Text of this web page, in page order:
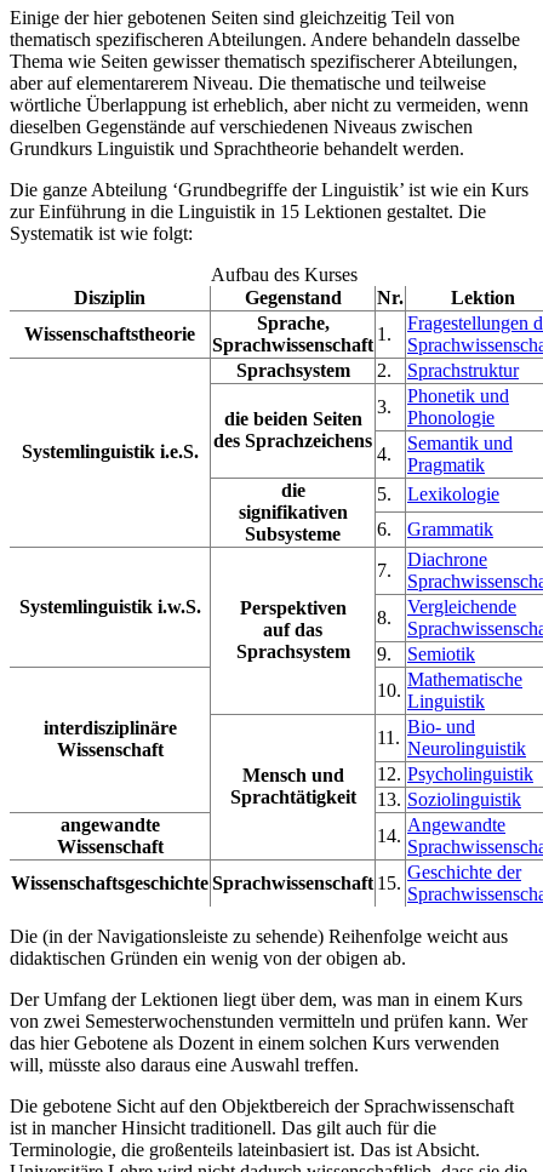
Einige der hier gebotenen Seiten sind gleichzeitig Teil von
thematisch spezifischeren Abteilungen. Andere behandeln dasselbe
Thema wie Seiten gewisser thematisch spezifischerer Abteilungen,
aber auf elementarerem Niveau. Die thematische und teilweise
wörtliche Überlappung ist erheblich, aber nicht zu vermeiden, wenn
dieselben Gegenstände auf verschiedenen Niveaus zwischen
Grundkurs Linguistik und Sprachtheorie behandelt werden.
Die ganze Abteilung ‘Grundbegriffe der Linguistik’ ist wie ein Kurs
zur Einführung in die Linguistik in 15 Lektionen gestaltet. Die
Systematik ist wie folgt:
Aufbau des Kurses
Disziplin
Gegenstand Nr.
Lektion
Wissenschaftstheorie
Sprache,
Sprachwissenschaft
1.
Fragestellungen
Systemlinguistik i.e.S.
Sprachsystem 2. Sprachstruktur
die beiden Seiten
des Sprachzeichens
3.
Phonetik und
Phonologie
4.
Semantik und
Pragmatik
die
signifikativen
Subsysteme
5.
Lexikologie
6.
Grammatik
Systemlinguistik i.w.S.
Perspektiven
auf das
Sprachsystem
7.
Diachrone
8.
Vergleichende
9.
Semiotik
interdisziplinäre
Wissenschaft
10.
Mathematische
Linguistik
Mensch und
Sprachtätigkeit
11.
Bio- und
Neurolinguistik
12. Psycholinguistik
13. Soziolinguistik
angewandte
Wissenschaft
14.
Angewandte
WissenschaftsgeschichteSprachwissenschaft 15.
Geschichte der
Die (in der Navigationsleiste zu sehende) Reihenfolge weicht aus
didaktischen Gründen ein wenig von der obigen ab.
Der Umfang der Lektionen liegt über dem, was man in einem Kurs
von zwei Semesterwochenstunden vermitteln und prüfen kann. Wer
das hier Gebotene als Dozent in einem solchen Kurs verwenden
will, müsste also daraus eine Auswahl treffen.
Die gebotene Sicht auf den Objektbereich der Sprachwissenschaft
ist in mancher Hinsicht traditionell. Das gilt auch für die
Terminologie, die großenteils lateinbasiert ist. Das ist Absicht.